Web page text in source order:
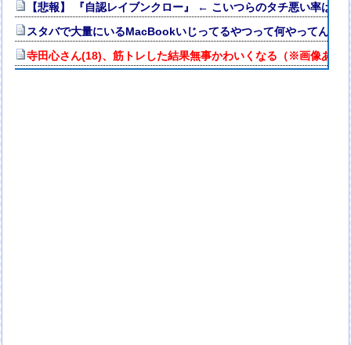
【悲報】 『自認レイブンクロー』 ← こいつらのタチ悪い率は異
スタバで大量にいるMacBookいじってるやつって何やってんの？
寺田心さん(18)、筋トレした結果無事かわいくなる（※画像あり